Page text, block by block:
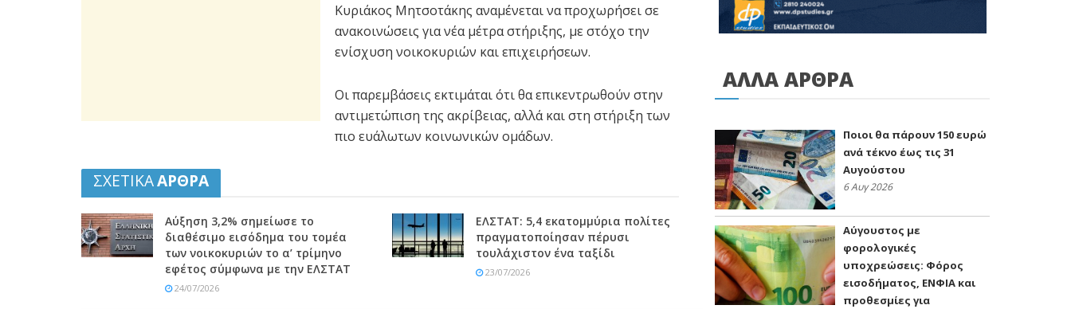
Κυριάκος Μητσοτάκης αναμένεται να προχωρήσει σε
ανακοινώσεις για νέα μέτρα στήριξης, με στόχο την
ενίσχυση νοικοκυριών και επιχειρήσεων.
Οι παρεμβάσεις εκτιμάται ότι θα επικεντρωθούν στην
αντιμετώπιση της ακρίβειας, αλλά και στη στήριξη των
πιο ευάλωτων κοινωνικών ομάδων.
ΣΧΕΤΙΚΑΑΡΘΡΑ
Αύξηση 3,2% σημείωσε το
διαθέσιμο εισόδημα του τομέα
των νοικοκυριών το α’ τρίμηνο
εφέτος σύμφωνα με την ΕΛΣΤΑΤ
24/07/2026
ΕΛΣΤΑΤ: 5,4 εκατομμύρια πολίτες
πραγματοποίησαν πέρυσι
τουλάχιστον ένα ταξίδι
23/07/2026
ΑΛΛΑ ΑΡΘΡΑ
Ποιοι θα πάρουν 150 ευρώ
ανά τέκνο έως τις 31
Αυγούστου
6 Αυγ 2026
Αύγουστος με
φορολογικές
υποχρεώσεις: Φόρος
εισοδήματος, ΕΝΦΙΑ και
προθεσμίες για